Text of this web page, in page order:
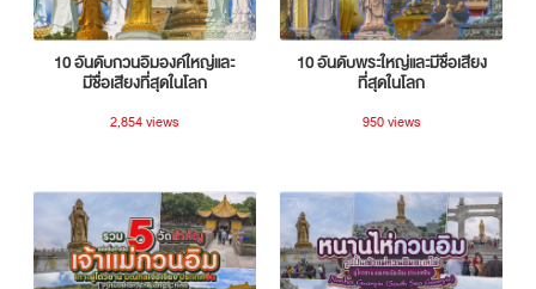
10 อันดับกวนอิมองค์ใหญ่และ
มีชื่อเสียงที่สุดในโลก
2,854 views
10 อันดับพระใหญ่และมีชื่อเสียง
ที่สุดในโลก
950 views